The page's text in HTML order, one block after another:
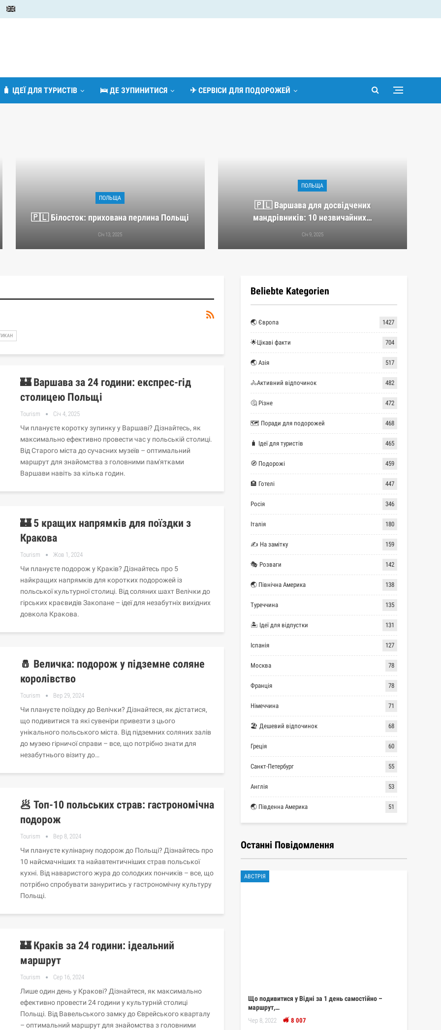
🧳 ІДЕЇ ДЛЯ ТУРИСТІВ 🛌 ДЕ ЗУПИНИТИСЯ ✈ СЕРВІСИ ДЛЯ ПОДОРОЖЕЙ
ПОЛЬЩА
🇵🇱 Білосток: прихована перлина Польщі
Січ 13, 2025
ПОЛЬЩА
🇵🇱 Варшава для досвідчених
мандрівників: 10 незвичайних…
Січ 9, 2025
🏰 Варшава за 24 години: експрес-гід
столицею Польщі
Tourism Січ 4, 2025
Чи плануєте коротку зупинку у Варшаві? Дізнайтесь, як
максимально ефективно провести час у польській столиці.
Від Старого міста до сучасних музеїв – оптимальний
маршрут для знайомства з головними пам'ятками
Варшави навіть за кілька годин.
🏰 5 кращих напрямків для поїздки з
Кракова
Tourism Жов 1, 2024
Чи плануєте подорож у Краків? Дізнайтесь про 5
найкращих напрямків для коротких подорожей із
польської культурної столиці. Від соляних шахт Велічки до
гірських краєвидів Закопане – ідеї для незабутніх вихідних
довкола Кракова.
🧂 Величка: подорож у підземне соляне
королівство
Tourism Вер 29, 2024
Чи плануєте поїздку до Велічки? Дізнайтеся, як дістатися,
що подивитися та які сувеніри привезти з цього
унікального польського міста. Від підземних соляних залів
до музею гірничої справи – все, що потрібно знати для
незабутнього візиту до…
🥟 Топ-10 польських страв: гастрономічна
подорож
Tourism Вер 8, 2024
Чи плануєте кулінарну подорож до Польщі? Дізнайтесь про
10 найсмачніших та найавтентичніших страв польської
кухні. Від наваристого жура до солодких пончиків – все, що
потрібно спробувати зануритись у гастрономічну культуру
Польщі.
🏰 Краків за 24 години: ідеальний
маршрут
Tourism Сер 16, 2024
Лише один день у Кракові? Дізнайтеся, як максимально
ефективно провести 24 години у культурній столиці
Польщі. Від Вавельського замку до Єврейського кварталу
– оптимальний маршрут для знайомства з головними
Beliebte Kategorien
🌏 Європа 1427
🌟Цікаві факти 704
🌏 Азія 517
🚴Активний відпочинок 482
🤔 Різне 472
🗺 Поради для подорожей 468
🧳 Ідеї для туристів 465
🧭 Подорожі 459
🏨 Готелі 447
Росія 346
Італія 180
✍ На замітку 159
🎭 Розваги 142
🌏 Північна Америка 138
Туреччина 135
🏝 Ідеї для відпустки 131
Іспанія 127
Москва 78
Франція 78
Німеччина 71
🏖 Дешевий відпочинок 68
Греція 60
Санкт-Петербург 55
Англія 53
🌏 Південна Америка 51
Останні Повідомлення
АВСТРІЯ
Що подивитися у Відні за 1 день самостійно –
маршрут,…
Чер 8, 2022 8 007